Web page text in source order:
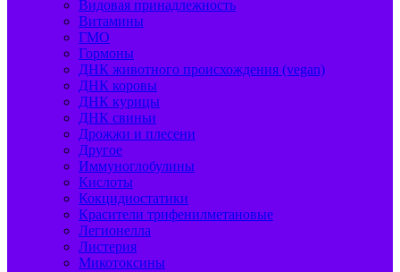
Видовая принадлежность
Витамины
ГМО
Гормоны
ДНК животного происхождения (vegan)
ДНК коровы
ДНК курицы
ДНК свиньи
Дрожжи и плесени
Другое
Иммуноглобулины
Кислоты
Кокцидиостатики
Красители трифенилметановые
Легионелла
Листерия
Микотоксины